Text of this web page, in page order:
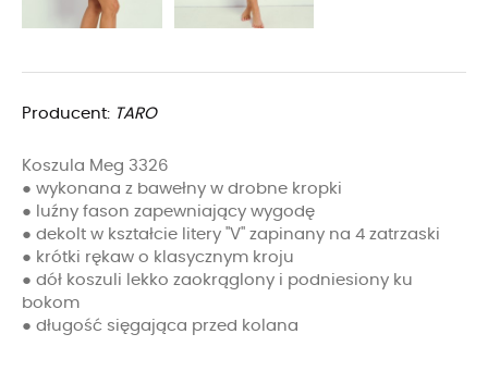
Producent: TARO
Koszula Meg 3326
● wykonana z bawełny w drobne kropki
● luźny fason zapewniający wygodę
● dekolt w kształcie litery "V" zapinany na 4 zatrzaski
● krótki rękaw o klasycznym kroju
● dół koszuli lekko zaokrąglony i podniesiony ku
bokom
● długość sięgająca przed kolana